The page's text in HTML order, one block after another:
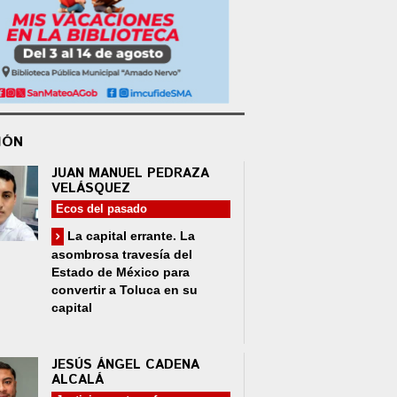
JUAN MANUEL PEDRAZA
VELÁSQUEZ
Ecos del pasado
La capital errante. La
asombrosa travesía del
Estado de México para
convertir a Toluca en su
capital
JESÚS ÁNGEL CADENA
ALCALÁ